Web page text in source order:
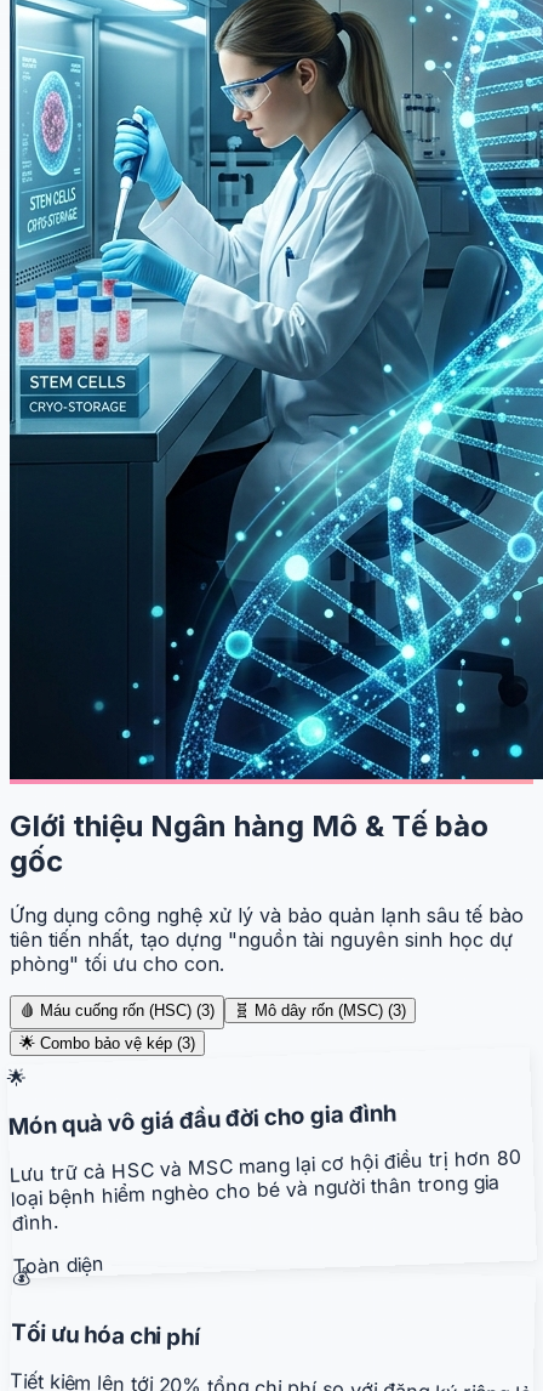
GIới thiệu Ngân hàng Mô & Tế bào
gốc
Ứng dụng công nghệ xử lý và bảo quản lạnh sâu tế bào
tiên tiến nhất, tạo dựng "nguồn tài nguyên sinh học dự
phòng" tối ưu cho con.
🩸 Máu cuống rốn (HSC) (3) 🧬 Mô dây rốn (MSC) (3)
🌟 Combo bảo vệ kép (3)
🌟
Món quà vô giá đầu đời cho gia đình
Lưu trữ cả HSC và MSC mang lại cơ hội điều trị hơn 80
loại bệnh hiểm nghèo cho bé và người thân trong gia
đình.
Toàn diện
💰
Tối ưu hóa chi phí